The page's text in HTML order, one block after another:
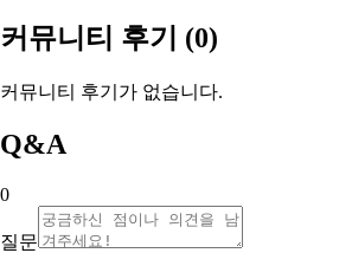
커뮤니티 후기 (0)
커뮤니티 후기가 없습니다.
Q&A
0
질문